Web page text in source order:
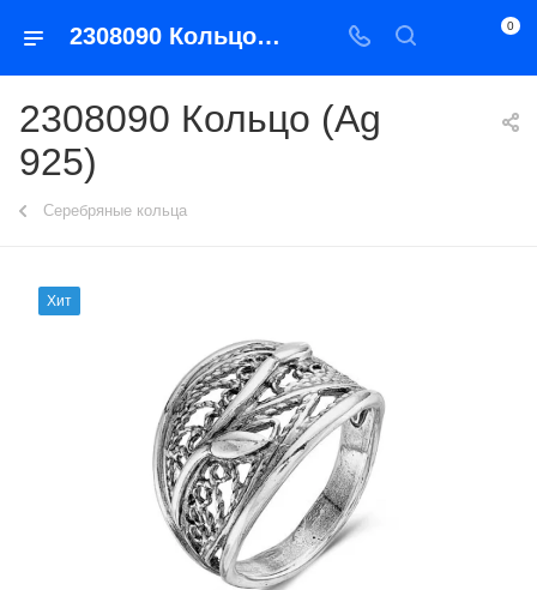
2308090 Кольцо (Ag 925) 0
2308090 Кольцо (Ag
925)
Серебряные кольца
Хит